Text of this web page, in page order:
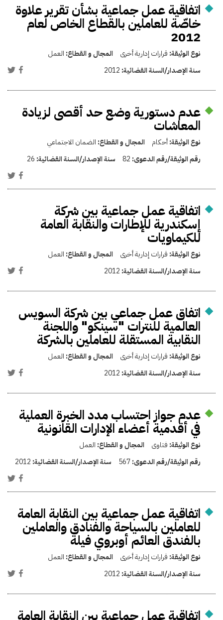
اتفاقية عمل جماعية بشأن تقرير علاوة
خاصّة للعاملين بالقطاع الخاص لعام
2012
نوع الوثيقة: قرارات إدارية أخرى المجال و القطاع: العمل
سنة الإصدار/السنة القضائية: 2012
عدم دستورية وضع حد أقصى لزيادة
المعاشات
نوع الوثيقة:أحكام المجال و القطاع: الضمان الاجتماعي
رقم الوثيقة/رقم الدعوى: 82 سنة الإصدار/السنة القضائية: 26
اتفاقية عمل جماعية بين شركة
إسكندرية للإطارات والنقابة العامة
للكيماويات
نوع الوثيقة: قرارات إدارية أخرى المجال و القطاع: العمل
سنة الإصدار/السنة القضائية: 2012
اتفاق عمل جماعي بين شركة السويس
العالمية للنترات "سينكو" واللجنة
النقابية المستقلة للعاملين بالشركة
نوع الوثيقة: قرارات إدارية أخرى المجال و القطاع: العمل
سنة الإصدار/السنة القضائية: 2012
عدم جواز احتساب مدد الخبرة العملية
في أقدمية أعضاء الإدارات القانونية
نوع الوثيقة: فتاوى المجال و القطاع: العمل
رقم الوثيقة/رقم الدعوى:567 سنة الإصدار/السنة القضائية: 2012
اتفاقية عمل جماعية بين النقابة العامة
للعاملين بالسياحة والفنادق والعاملين
بالفندق العائم أوبروي فيلة
نوع الوثيقة: قرارات إدارية أخرى المجال و القطاع: العمل
سنة الإصدار/السنة القضائية: 2012
اتفاقية عمل جماعية بين النقابة العامة